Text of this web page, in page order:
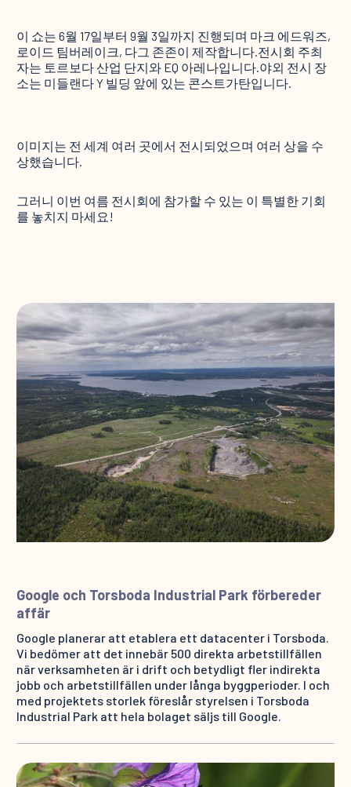
이 쇼는 6월 17일부터 9월 3일까지 진행되며 마크 에드워즈,
로이드 팀버레이크, 다그 존존이 제작합니다.전시회 주최
자는 토르보다 산업 단지와 EQ 아레나입니다.야외 전시 장
소는 미들랜다 Y 빌딩 앞에 있는 콘스트가탄입니다.
이미지는 전 세계 여러 곳에서 전시되었으며 여러 상을 수
상했습니다.
그러니 이번 여름 전시회에 참가할 수 있는 이 특별한 기회
를 놓치지 마세요!
Google och Torsboda Industrial Park förbereder
affär
Google planerar att etablera ett datacenter i Torsboda.
Vi bedömer att det innebär 500 direkta arbetstillfällen
när verksamheten är i drift och betydligt fler indirekta
jobb och arbetstillfällen under långa byggperioder. I och
med projektets storlek föreslår styrelsen i Torsboda
Industrial Park att hela bolaget säljs till Google.